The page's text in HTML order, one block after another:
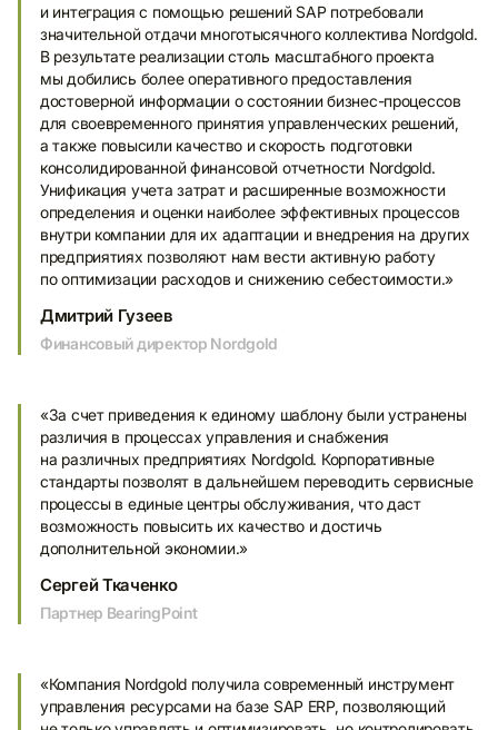
и интеграция с помощью решений SAP потребовали
значительной отдачи многотысячного коллектива Nordgold.
В результате реализации столь масштабного проекта
мы добились более оперативного предоставления
достоверной информации о состоянии бизнес-процессов
для своевременного принятия управленческих решений,
а также повысили качество и скорость подготовки
консолидированной финансовой отчетности Nordgold.
Унификация учета затрат и расширенные возможности
определения и оценки наиболее эффективных процессов
внутри компании для их адаптации и внедрения на других
предприятиях позволяют нам вести активную работу
по оптимизации расходов и снижению себестоимости.»
Дмитрий Гузеев
Финансовый директор Nordgold
«За счет приведения к единому шаблону были устранены
различия в процессах управления и снабжения
на различных предприятиях Nordgold. Корпоративные
стандарты позволят в дальнейшем переводить сервисные
процессы в единые центры обслуживания, что даст
возможность повысить их качество и достичь
дополнительной экономии.»
Сергей Ткаченко
Партнер BearingPoint
«Компания Nordgold получила современный инструмент
управления ресурсами на базе SAP ERP, позволяющий